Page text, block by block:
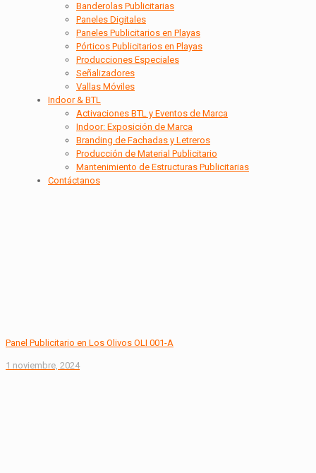
Banderolas Publicitarias
Paneles Digitales
Paneles Publicitarios en Playas
Pórticos Publicitarios en Playas
Producciones Especiales
Señalizadores
Vallas Móviles
Indoor & BTL
Activaciones BTL y Eventos de Marca
Indoor: Exposición de Marca
Branding de Fachadas y Letreros
Producción de Material Publicitario
Mantenimiento de Estructuras Publicitarias
Contáctanos
Panel Publicitario en Los Olivos OLI 001-A
1 noviembre, 2024